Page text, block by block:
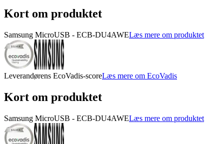
Kort om produktet
Samsung MicroUSB - ECB-DU4AWELæs mere om produktet
Leverandørens EcoVadis-scoreLæs mere om EcoVadis
Kort om produktet
Samsung MicroUSB - ECB-DU4AWELæs mere om produktet